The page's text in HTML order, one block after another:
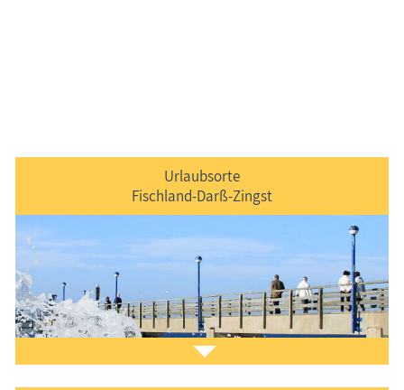
Urlaubsorte
Fischland-Darß-Zingst